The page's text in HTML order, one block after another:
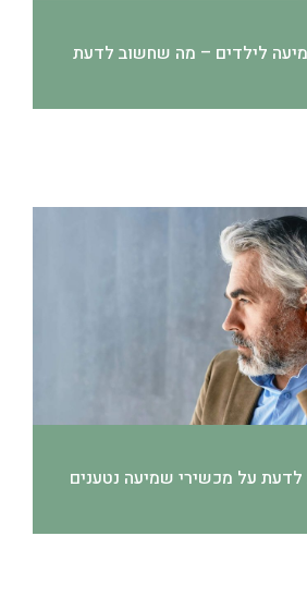
לילדים – מה שחשוב לדעת
על מכשירי שמיעה נטענים